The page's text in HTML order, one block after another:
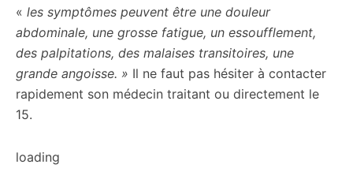
« les symptômes peuvent être une douleur
abdominale, une grosse fatigue, un essoufflement,
des palpitations, des malaises transitoires, une
grande angoisse. » Il ne faut pas hésiter à contacter
rapidement son médecin traitant ou directement le
15.
loading